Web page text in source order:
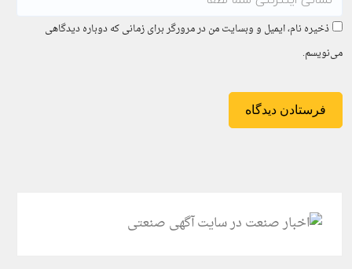
ذخیره نام، ایمیل و وبسایت من در مرورگر برای زمانی که دوباره دیدگاهی
می‌نویسم.